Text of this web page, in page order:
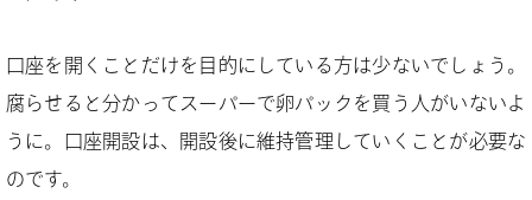
口座を開くことだけを目的にしている方は少ないでしょう。
腐らせると分かってスーパーで卵パックを買う人がいないよ
うに。口座開設は、開設後に維持管理していくことが必要な
のです。